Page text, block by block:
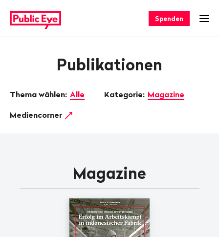
auf
publiceye.ch
Spenden
Publikationen
Thema wählen: Alle Kategorie: Magazine
Mediencorner
Magazine